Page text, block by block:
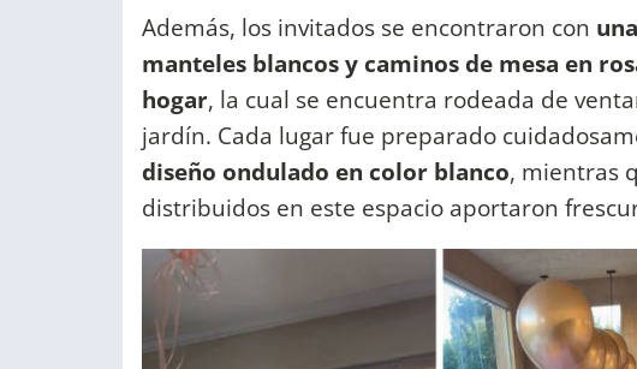
Además, los invitados se encontraron con
manteles blancos y caminos de mesa en
hogar, la cual se encuentra rodeada de
jardín. Cada lugar fue preparado
diseño ondulado en color blanco, mientras
distribuidos en este espacio aportaron